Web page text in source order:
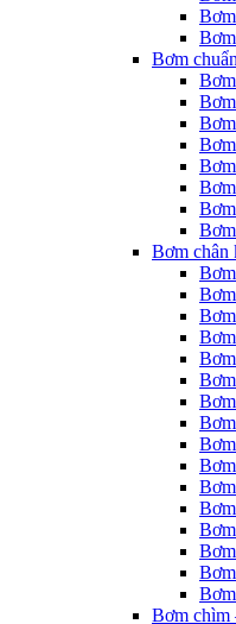
Bơm
Bơm chân
Bơm chìm